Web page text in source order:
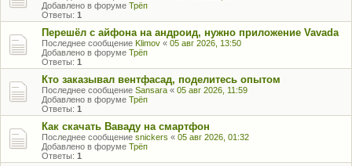
Добавлено в форуме Трёп
Ответы: 1
Перешёл с айфона на андроид, нужно приложение Vavada
Последнее сообщение Klimov « 05 авг 2026, 13:50
Добавлено в форуме Трёп
Ответы: 1
Кто заказывал вентфасад, поделитесь опытом
Последнее сообщение Sansara « 05 авг 2026, 11:59
Добавлено в форуме Трёп
Ответы: 1
Как скачать Ваваду на смартфон
Последнее сообщение snickers « 05 авг 2026, 01:32
Добавлено в форуме Трёп
Ответы: 1